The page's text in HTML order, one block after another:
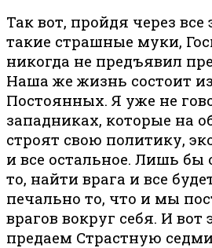
Так вот, пройдя через все
такие страшные муки,
никогда не предъявил
Наша же жизнь состоит
Постоянных. Я уже не
западниках, которые на
строят свою политику,
и все остальное. Лишь бы
то, найти врага и все
печально то, что и мы
врагов вокруг себя. И
предаем Страстную